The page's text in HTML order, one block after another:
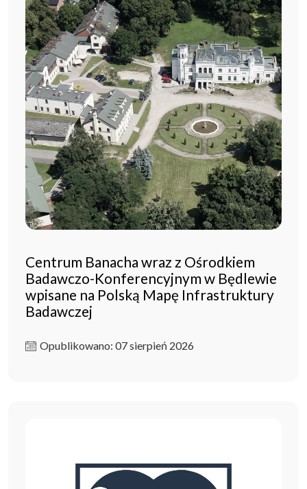
Centrum Banacha wraz z Ośrodkiem
Badawczo-Konferencyjnym w Będlewie
wpisane na Polską Mapę Infrastruktury
Badawczej
Opublikowano: 07 sierpień 2026